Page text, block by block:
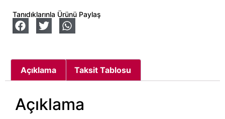
Tanıdıklarınla Ürünü Paylaş
Açıklama Taksit Tablosu
Açıklama